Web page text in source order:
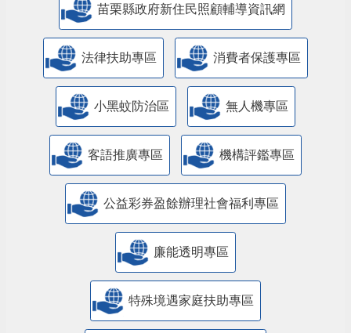
苗栗縣政府新住民照顧輔導資訊網
法律扶助專區 消費者保護專區
小黑蚊防治區 無人機專區
客語推廣專區 機構評鑑專區
公益彩券盈餘辦理社會福利專區
廉能透明專區
特殊境遇家庭扶助專區